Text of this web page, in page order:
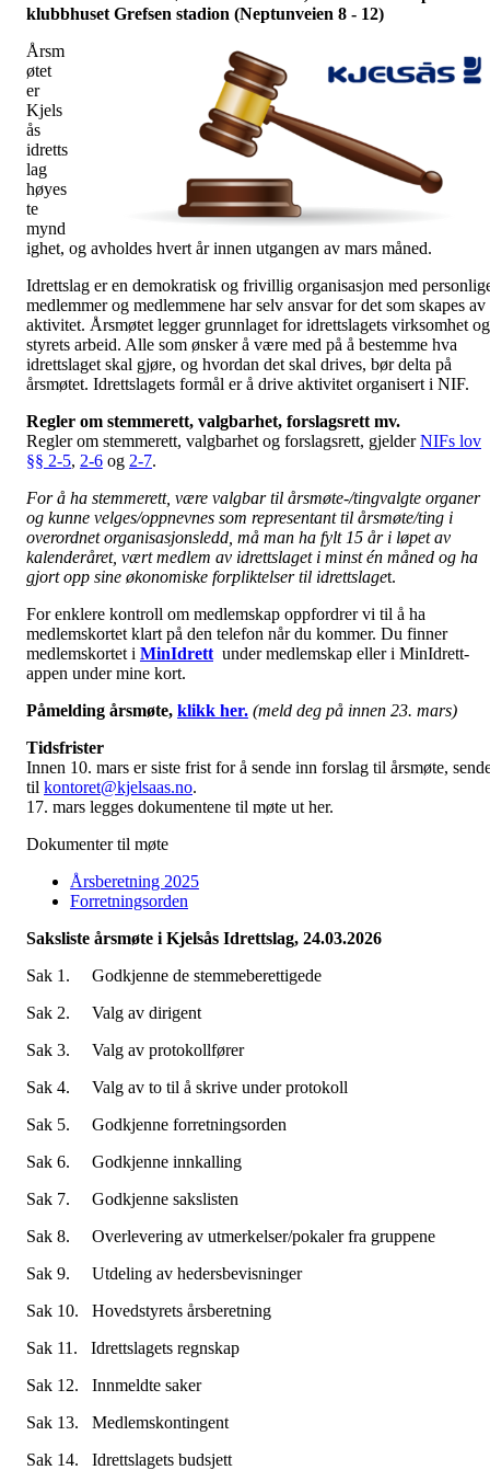
klubbhuset Grefsen stadion (Neptunveien 8 - 12)
Årsm
øtet
er
Kjels
ås
idretts
lag
høyes
te
mynd
ighet, og avholdes hvert år innen utgangen av mars måned.
Idrettslag er en demokratisk og frivillig organisasjon med
medlemmer og medlemmene har selv ansvar for det som skapes av
aktivitet. Årsmøtet legger grunnlaget for idrettslagets virksomhet og
styrets arbeid. Alle som ønsker å være med på å bestemme hva
idrettslaget skal gjøre, og hvordan det skal drives, bør delta på
årsmøtet. Idrettslagets formål er å drive aktivitet organisert i NIF.
Regler om stemmerett, valgbarhet, forslagsrett mv.
Regler om stemmerett, valgbarhet og forslagsrett, gjelderNIFs lov
§§ 2-5, 2-6 og 2-7.
For å ha stemmerett, være valgbar til årsmøte-/tingvalgte organer
og kunne velges/oppnevnes som representant til årsmøte/ting i
overordnet organisasjonsledd, må man ha fylt 15 år i løpet av
kalenderåret, vært medlem av idrettslaget i minst én måned og ha
gjort opp sine økonomiske forpliktelser til idrettslaget.
For enklere kontroll om medlemskap oppfordrer vi til å ha
medlemskortet klart på den telefon når du kommer. Du finner
medlemskortet i MinIdrett under medlemskap eller i MinIdrett-
appen under mine kort.
Påmelding årsmøte, klikk her. (meld deg på innen 23. mars)
Tidsfrister
Innen 10. mars er siste frist for å sende inn forslag til årsmøte,
til kontoret@kjelsaas.no.
17. mars legges dokumentene til møte ut her.
Dokumenter til møte
Årsberetning 2025
Forretningsorden
Saksliste årsmøte i Kjelsås Idrettslag, 24.03.2026
Sak 1. Godkjenne de stemmeberettigede
Sak 2. Valg av dirigent
Sak 3. Valg av protokollfører
Sak 4. Valg av to til å skrive under protokoll
Sak 5. Godkjenne forretningsorden
Sak 6. Godkjenne innkalling
Sak 7. Godkjenne sakslisten
Sak 8. Overlevering av utmerkelser/pokaler fra gruppene
Sak 9. Utdeling av hedersbevisninger
Sak 10. Hovedstyrets årsberetning
Sak 11. Idrettslagets regnskap
Sak 12. Innmeldte saker
Sak 13. Medlemskontingent
Sak 14. Idrettslagets budsjett